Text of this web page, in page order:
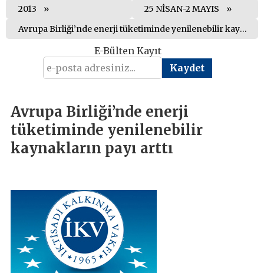
2013
25 NİSAN-2 MAYIS
Avrupa Birliği’nde enerji tüketiminde yenilenebilir kaynakların payı arttı
E-Bülten Kayıt
Avrupa Birliği’nde enerji
tüketiminde yenilenebilir
kaynakların payı arttı